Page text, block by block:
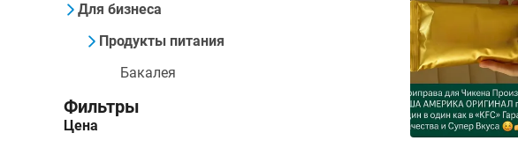
Для бизнеса
Продукты питания
Бакалея
Фильтры
Цена